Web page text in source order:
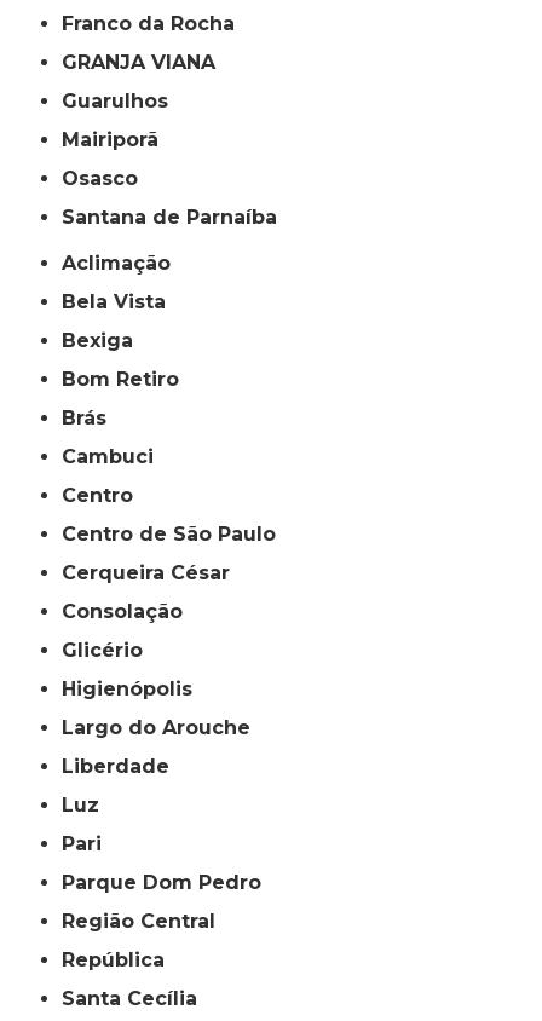
Franco da Rocha
GRANJA VIANA
Guarulhos
Mairiporã
Osasco
Santana de Parnaíba
Aclimação
Bela Vista
Bexiga
Bom Retiro
Brás
Cambuci
Centro
Centro de São Paulo
Cerqueira César
Consolação
Glicério
Higienópolis
Largo do Arouche
Liberdade
Luz
Pari
Parque Dom Pedro
Região Central
República
Santa Cecília